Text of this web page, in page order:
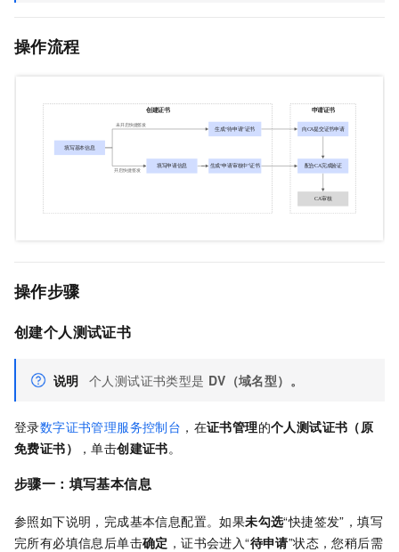
操作流程
操作步骤
创建个人测试证书
说明 个人测试证书类型是 DV（域名型）。
登录数字证书管理服务控制台 ，在证书管理的个人测试证书（原
免费证书）
，单击创建证书。
步骤一：填写基本信息
参照如下说明，完成基本信息配置。如果未勾选“快捷签发”，填写
完所有必填信息后单击确定 ，证书会进入“待申请”状态，您稍后需